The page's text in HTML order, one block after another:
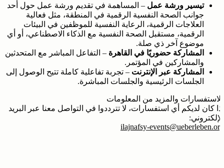
تيسير ورشة عمل – المساهمة في تقديم ورشة عمل حول أحد
جوانب الصحة النفسية الرقمية في المنطقة، مثل فعالية
العلاجات الرقمية، الرعاية النفسية للموظفين في البيئات
الرقمية، مستقبل الصحة النفسية مع الذكاء الاصطناعي، أو أي
موضوع آخر ذي صلة.
المشاركة حضوريًا في القاهرة – التفاعل المباشر مع المتحدثين
والمشاركين في المؤتمر.
المشاركة عبر الإنترنت – تجربة تفاعلية كاملة تتيح الوصول إلى
الجلسات الرئيسية والجلسات المباشرة.
للاستفسارات والمزيد من المعلومات
إذا كان لديكم أي استفسارات، لا تترددوا في التواصل معنا عبر البريد
الإلكتروني:
ilajnafsy-events@ueberleben.org